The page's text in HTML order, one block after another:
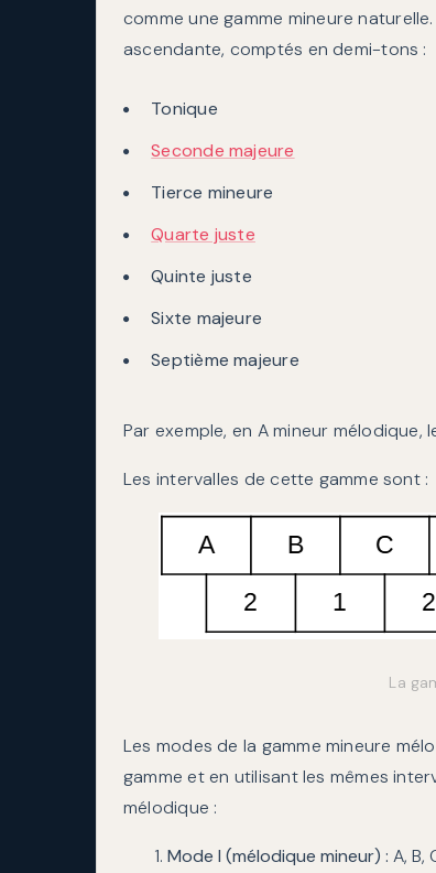
comme une gamme mineure
ascendante, comptés en demi-tons :
Tonique
Seconde majeure
Tierce mineure
Quarte juste
Quinte juste
Sixte majeure
Septième majeure
Par exemple, en A mineur mélodique,
Les intervalles de cette gamme sont :
La
Les modes de la gamme mineure
gamme et en utilisant les mêmes
mélodique :
Mode I (mélodique mineur) : A, B,